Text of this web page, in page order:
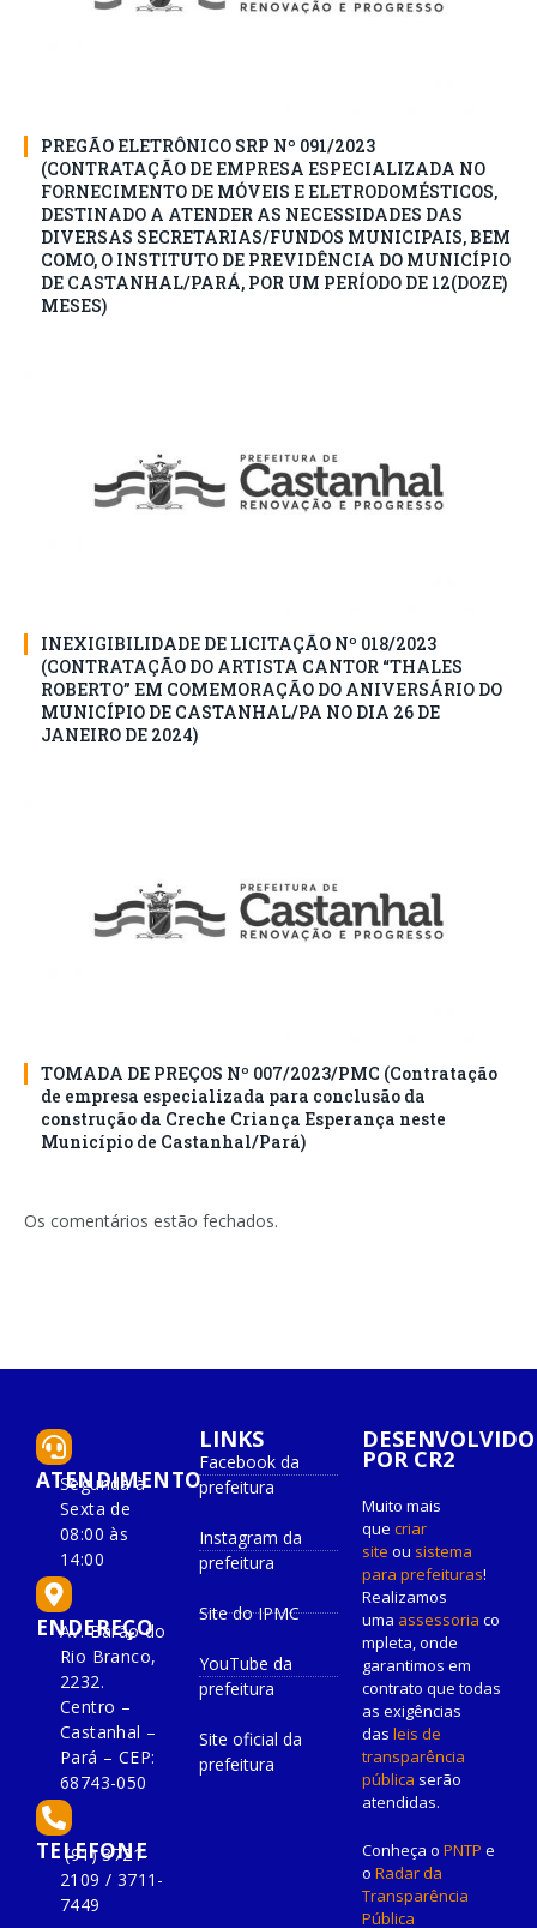
PREGÃO ELETRÔNICO SRP Nº 091/2023
(CONTRATAÇÃO DE EMPRESA ESPECIALIZADA NO
FORNECIMENTO DE MÓVEIS E ELETRODOMÉSTICOS,
DESTINADO A ATENDER AS NECESSIDADES DAS
DIVERSAS SECRETARIAS/FUNDOS MUNICIPAIS, BEM
COMO, O INSTITUTO DE PREVIDÊNCIA DO MUNICÍPIO
DE CASTANHAL/PARÁ, POR UM PERÍODO DE 12(DOZE)
MESES)
INEXIGIBILIDADE DE LICITAÇÃO Nº 018/2023
(CONTRATAÇÃO DO ARTISTA CANTOR “THALES
ROBERTO” EM COMEMORAÇÃO DO ANIVERSÁRIO DO
MUNICÍPIO DE CASTANHAL/PA NO DIA 26 DE
JANEIRO DE 2024)
TOMADA DE PREÇOS Nº 007/2023/PMC (Contratação
de empresa especializada para conclusão da
construção da Creche Criança Esperança neste
Município de Castanhal/Pará)
Os comentários estão fechados.
ATENDIMENTO
Segunda à
Sexta de
08:00 às
14:00
ENDEREÇO
Av. Barão do
Rio Branco,
2232.
Centro –
Castanhal –
Pará – CEP:
68743-050
TELEFONE
(91) 3721-
2109 / 3711-
7449
LINKS
Facebook da
prefeitura
Instagram da
prefeitura
Site do IPMC
YouTube da
prefeitura
Site oficial da
prefeitura
DESENVOLVIDO
POR CR2
Muito mais
que criar
site ou sistema
para prefeituras!
Realizamos
uma assessoria co
mpleta, onde
garantimos em
contrato que todas
as exigências
das leis de
transparência
pública serão
atendidas.
Conheça o PNTP e
o Radar da
Transparência
Pública